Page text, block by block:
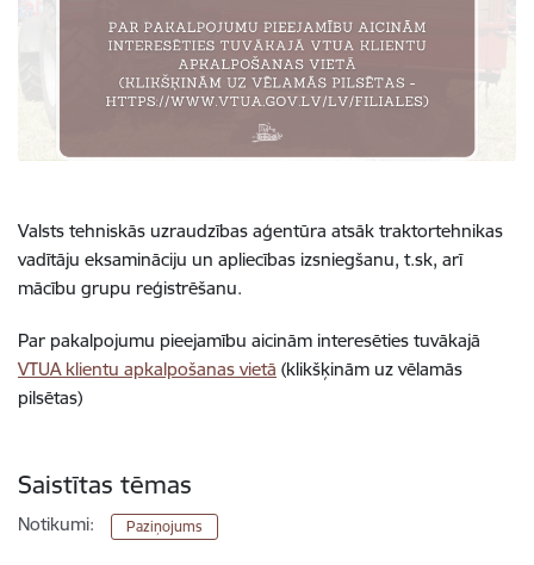
Valsts tehniskās uzraudzības aģentūra atsāk traktortehnikas
vadītāju eksamināciju un apliecības izsniegšanu, t.sk, arī
mācību grupu reģistrēšanu.
Par pakalpojumu pieejamību aicinām interesēties tuvākajā
VTUA klientu apkalpošanas vietā (klikšķinām uz vēlamās
pilsētas)
Saistītas tēmas
Notikumi: Paziņojums